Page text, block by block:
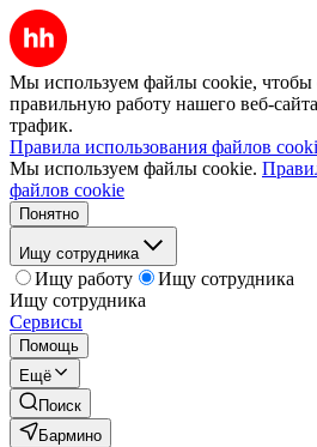
Мы используем файлы cookie, чтобы
правильную работу нашего веб-
трафик.
Правила использования файлов
Мы используем файлы cookie.
файлов cookie
Понятно
Ищу сотрудника
Ищу работу
Ищу сотрудника
Ищу сотрудника
Сервисы
Помощь
Ещё
Поиск
Бармино